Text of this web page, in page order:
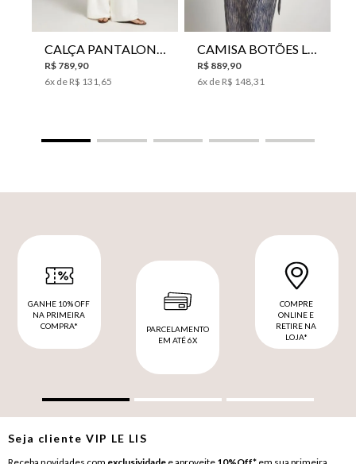
R$ 789 90
6x de R$ 131 65
R$ 889 90
6x de R$ 148 31
GANHE 10% OFF
NA PRIMEIRA
COMPRA*
PARCELAMENTO
EM ATÉ 6X
COMPRE
ONLINE E
RETIRE NA
LOJA*
Seja clienteVIP LE LIS